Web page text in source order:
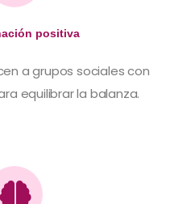
positiva
a grupos sociales con
equilibrar la balanza.